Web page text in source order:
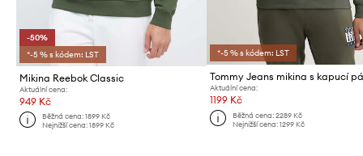
-50%
*-5 % s kódem: LST
Mikina Reebok Classic
Aktuální cena:
949 Kč
Běžná cena:1899 Kč
Nejnižší cena:1899 Kč
*-5 % s kódem: LST
Aktuální cena:
1199 Kč
Běžná cena: 2289 Kč
Nejnižší cena: 1299 Kč